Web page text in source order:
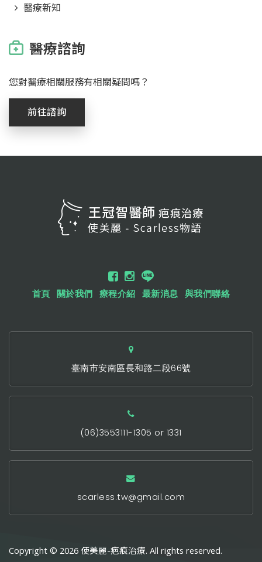
醫療新知
醫療諮詢
您對醫療相關服務有相關疑問嗎？
前往諮詢
首頁 關於我們 療程介紹 最新消息 與我們聯絡
臺南市安南區長和路二段66號
(06)3553111-1305 or 1331
scarless.tw@gmail.com
Copyright © 2026 使美麗-疤痕治療. All rights reserved.